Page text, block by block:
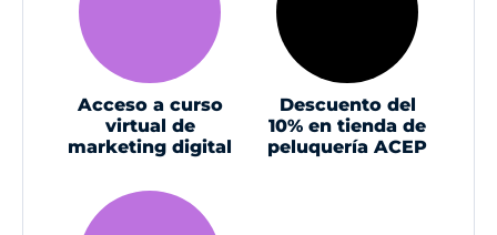
Acceso a curso
virtual de
marketing digital
Descuento del
10% en tienda de
peluquería ACEP